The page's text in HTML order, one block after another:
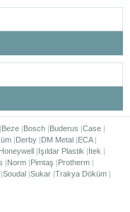
Beze Bosch Buderus Case
Derby DM Metal ECA
Honeywell Işıldar Plastik
İtek
Norm Pimtaş
Protherm
Soudal Sukar Trakya Döküm